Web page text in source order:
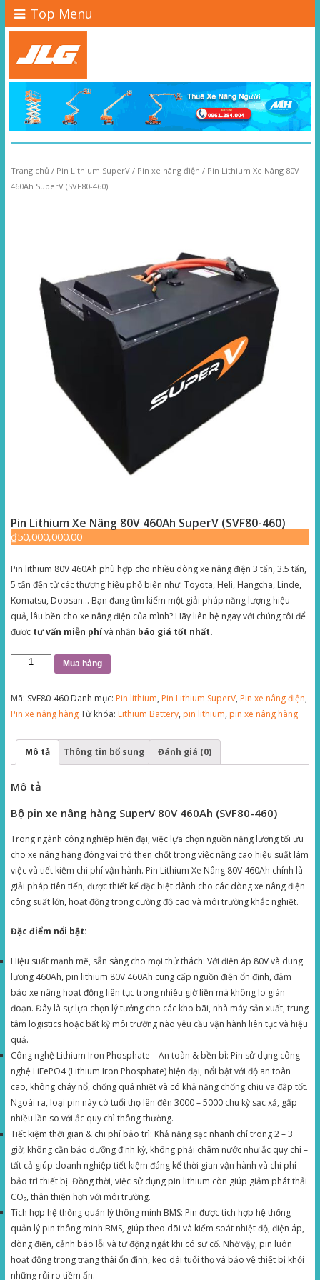
Top Menu
Trang chủ / Pin Lithium SuperV / Pin xe nâng điện / Pin Lithium Xe Nâng 80V
460Ah SuperV (SVF80-460)
Pin Lithium Xe Nâng 80V 460Ah SuperV (SVF80-460)
₫50,000,000.00
Pin lithium 80V 460Ah phù hợp cho nhiều dòng xe nâng điện 3 tấn, 3.5 tấn,
5 tấn đến từ các thương hiệu phổ biến như: Toyota, Heli, Hangcha, Linde,
Komatsu, Doosan… Bạn đang tìm kiếm một giải pháp năng lượng hiệu
quả, lâu bền cho xe nâng điện của mình? Hãy liên hệ ngay với chúng tôi để
được tư vấn miễn phívà nhận báo giá tốt nhất.
Xe
Nâng
460Ah
SuperV
460)
lượng
Mua hàng
Mã: SVF80-460 Danh mục: Pin lithium, Pin Lithium SuperV, Pin xe nâng điện,
Pin xe nâng hàng Từ khóa: Lithium Battery, pin lithium, pin xe nâng hàng
Mô tả Thông tin bổ sung Đánh giá (0)
Mô tả
Bộ pin xe nâng hàng SuperV 80V 460Ah (SVF80-460)
Trong ngành công nghiệp hiện đại, việc lựa chọn nguồn năng lượng tối ưu
cho xe nâng hàng đóng vai trò then chốt trong việc nâng cao hiệu suất làm
việc và tiết kiệm chi phí vận hành. Pin Lithium Xe Nâng 80V 460Ah chính là
giải pháp tiên tiến, được thiết kế đặc biệt dành cho các dòng xe nâng điện
công suất lớn, hoạt động trong cường độ cao và môi trường khắc nghiệt.
Đặc điểm nổi bật:
Hiệu suất mạnh mẽ, sẵn sàng cho mọi thử thách: Với điện áp 80V và dung
lượng 460Ah, pin lithium 80V 460Ah cung cấp nguồn điện ổn định, đảm
bảo xe nâng hoạt động liên tục trong nhiều giờ liền mà không lo gián
đoạn. Đây là sự lựa chọn lý tưởng cho các kho bãi, nhà máy sản xuất, trung
tâm logistics hoặc bất kỳ môi trường nào yêu cầu vận hành liên tục và hiệu
quả.
Công nghệ Lithium Iron Phosphate – An toàn & bền bỉ: Pin sử dụng công
nghệ LiFePO4 (Lithium Iron Phosphate) hiện đại, nổi bật với độ an toàn
cao, không cháy nổ, chống quá nhiệt và có khả năng chống chịu va đập tốt.
Ngoài ra, loại pin này có tuổi thọ lên đến 3000 – 5000 chu kỳ sạc xả, gấp
nhiều lần so với ắc quy chì thông thường.
Tiết kiệm thời gian & chi phí bảo trì: Khả năng sạc nhanh chỉ trong 2 – 3
giờ, không cần bảo dưỡng định kỳ, không phải châm nước như ắc quy chì –
tất cả giúp doanh nghiệp tiết kiệm đáng kể thời gian vận hành và chi phí
bảo trì thiết bị. Đồng thời, việc sử dụng pin lithium còn giúp giảm phát thải
CO₂, thân thiện hơn với môi trường.
Tích hợp hệ thống quản lý thông minh BMS: Pin được tích hợp hệ thống
quản lý pin thông minh BMS, giúp theo dõi và kiểm soát nhiệt độ, điện áp,
dòng điện, cảnh báo lỗi và tự động ngắt khi có sự cố. Nhờ vậy, pin luôn
hoạt động trong trạng thái ổn định, kéo dài tuổi thọ và bảo vệ thiết bị khỏi
những rủi ro tiềm ẩn.